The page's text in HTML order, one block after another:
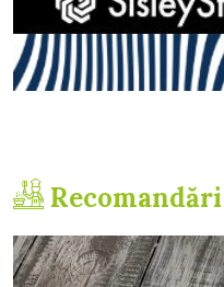
Recomandări